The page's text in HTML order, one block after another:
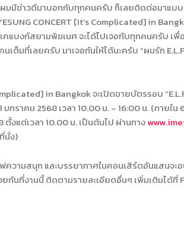
มมีข่าวดีมาบอกกับทุกคนครับ ก็เลยติดต่อมาแบ
CONCERT [It’s Complicated] in
แบงก์สยามพิฆเนศ จะได้ไปเจอกับทุกคนครับ เ
เต็มที่เลยครับ มาเจอกันให้ได้นะครับ “ผมรัก
in Bangkokจะเปิดขายบัตรรอบ
มกราคม 2568 เวลา 10.00 น. – 16:00 น. (ภายใน
ตั้งแต่เวลา 10.00 น. เป็นต้นไป ผ่านทาง
นั่ง)
ความสนุก และบรรยากาศในคอนเสิร์ตอันแสนจะ
กันที่งานนี้ ติดตามรายละเอียดอื่นๆ เพิ่มเติมได้ที่